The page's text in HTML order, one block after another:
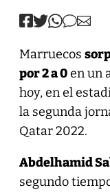
Marruecos
por 2 a 0en un
hoy, en el
la segunda
Qatar 2022.
Abdelhamid
segundo